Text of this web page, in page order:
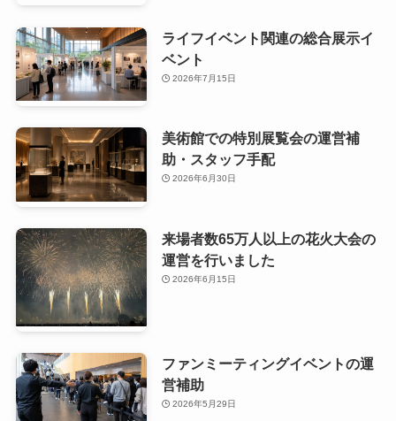
ライフイベント関連の総合展示イ
ベント
2026年7月15日
美術館での特別展覧会の運営補
助・スタッフ手配
2026年6月30日
来場者数65万人以上の花火大会の
運営を行いました
2026年6月15日
ファンミーティングイベントの運
営補助
2026年5月29日